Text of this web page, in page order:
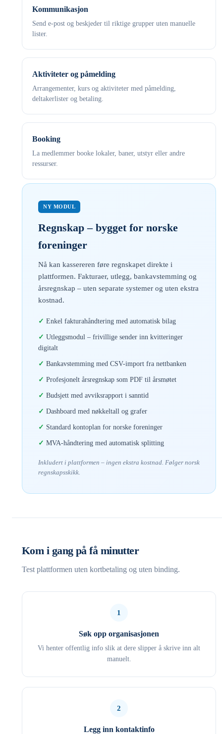
Kommunikasjon
Send e-post og beskjeder til riktige grupper uten manuelle
lister.
Aktiviteter og påmelding
Arrangementer, kurs og aktiviteter med påmelding,
deltakerlister og betaling.
Booking
La medlemmer booke lokaler, baner, utstyr eller andre
ressurser.
NY MODUL
Regnskap – bygget for norske
foreninger
Nå kan kassereren føre regnskapet direkte i
plattformen. Fakturaer, utlegg, bankavstemming og
årsregnskap – uten separate systemer og uten ekstra
kostnad.
Enkel fakturahåndtering med automatisk bilag
Utleggsmodul – frivillige sender inn kvitteringer
digitalt
Bankavstemming med CSV-import fra nettbanken
Profesjonelt årsregnskap som PDF til årsmøtet
Budsjett med avviksrapport i sanntid
Dashboard med nøkkeltall og grafer
Standard kontoplan for norske foreninger
MVA-håndtering med automatisk splitting
Inkludert i plattformen – ingen ekstra kostnad. Følger norsk
regnskapsskikk.
Kom i gang på få minutter
Test plattformen uten kortbetaling og uten binding.
1
Søk opp organisasjonen
Vi henter offentlig info slik at dere slipper å skrive inn alt
manuelt.
2
Legg inn kontaktinfo